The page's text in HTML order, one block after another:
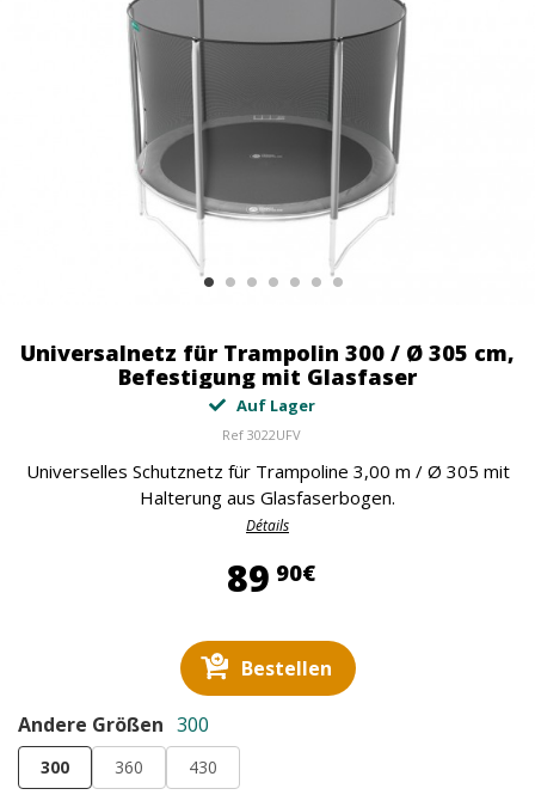
Universalnetz für Trampolin 300 / Ø 305 cm,
Befestigung mit Glasfaser
Auf Lager
Ref 3022UFV
Universelles Schutznetz für Trampoline 3,00 m / Ø 305 mit
Halterung aus Glasfaserbogen.
Détails
89 90€89,90 €
Bestellen
Andere Größen 300
300 360 430